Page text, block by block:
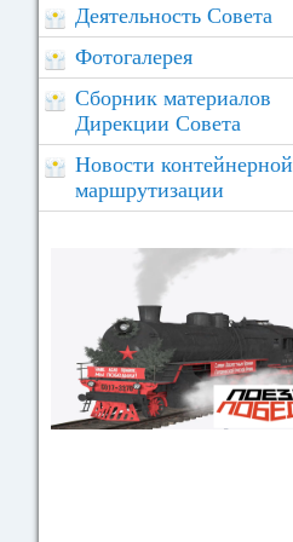
Деятельность Совета
Фотогалерея
Сборник материалов
Дирекции Совета
Новости контейнерной
маршрутизации